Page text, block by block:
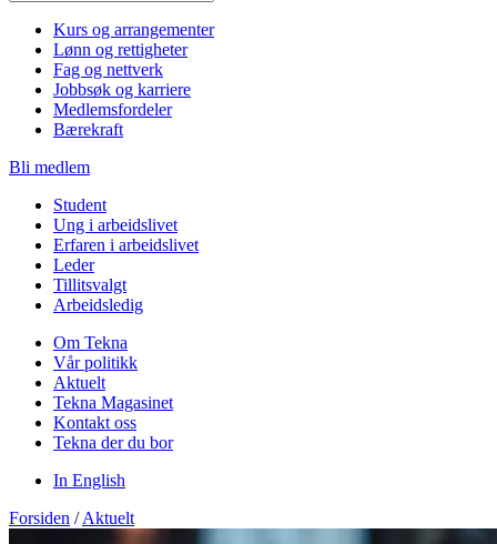
Kurs og arrangementer
Lønn og rettigheter
Fag og nettverk
Jobbsøk og karriere
Medlemsfordeler
Bærekraft
Bli medlem
Student
Ung i arbeidslivet
Erfaren i arbeidslivet
Leder
Tillitsvalgt
Arbeidsledig
Om Tekna
Vår politikk
Aktuelt
Tekna Magasinet
Kontakt oss
Tekna der du bor
In English
Forsiden / Aktuelt